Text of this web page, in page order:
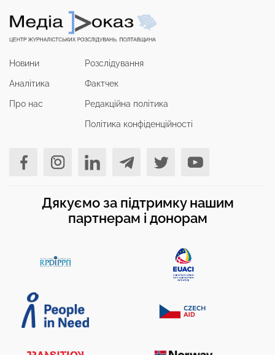
Новини
Аналітика
Про нас
Розслідування
Фактчек
Редакційна політика
Політика конфіденційності
Дякуємо за підтримку нашим
партнерам і донорам